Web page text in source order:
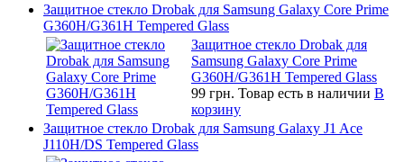
Защитное стекло Drobak для Samsung Galaxy Core Prime
G360H/G361H Tempered Glass
Защитное стекло Drobak для
Samsung Galaxy Core Prime
G360H/G361H Tempered Glass
99 грн. Товар есть в наличии В
корзину
Защитное стекло Drobak для Samsung Galaxy J1 Ace
J110H/DS Tempered Glass